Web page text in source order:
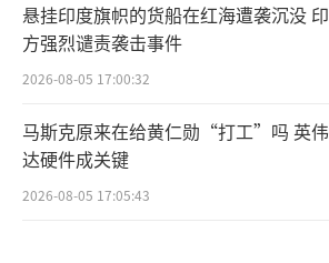
悬挂印度旗帜的货船在红海遭袭沉没 印
方强烈谴责袭击事件
2026-08-05 17:00:32
马斯克原来在给黄仁勋“打工”吗 英伟
达硬件成关键
2026-08-05 17:05:43